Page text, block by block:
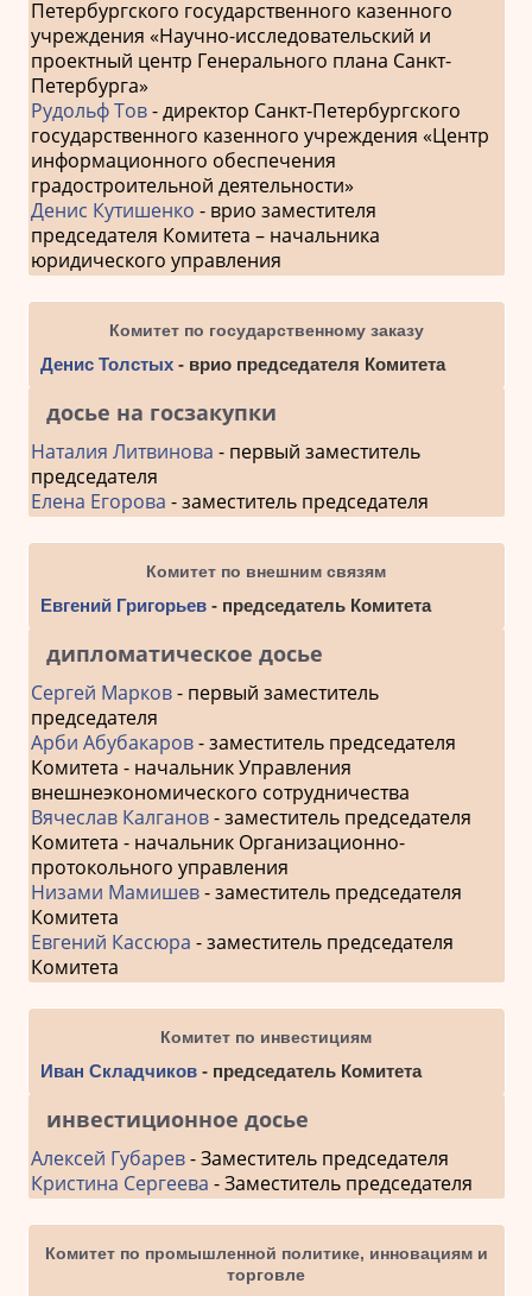
Петербургского государственного казенного
учреждения «Научно-исследовательский и
проектный центр Генерального плана Санкт-
Петербурга»
Рудольф Тов- директор Санкт-Петербургского
государственного казенного учреждения «Центр
информационного обеспечения
градостроительной деятельности»
Денис Кутишенко - врио заместителя
председателя Комитета – начальника
юридического управления
Комитет по государственному заказу
Денис Толстых- врио председателя Комитета
досье на госзакупки
Наталия Литвинова - первый заместитель
председателя
Елена Егорова - заместитель председателя
Комитет по внешним связям
Евгений Григорьев- председатель Комитета
дипломатическое досье
Сергей Марков- первый заместитель
председателя
Арби Абубакаров- заместитель председателя
Комитета - начальник Управления
внешнеэкономического сотрудничества
Вячеслав Калганов- заместитель председателя
Комитета - начальник Организационно-
протокольного управления
Низами Мамишев- заместитель председателя
Комитета
Евгений Кассюра - заместитель председателя
Комитета
Комитет по инвестициям
Иван Складчиков- председатель Комитета
инвестиционное досье
Алексей Губарев- Заместитель председателя
Кристина Сергеева - Заместитель председателя
Комитет по промышленной политике, инновациям и
торговле